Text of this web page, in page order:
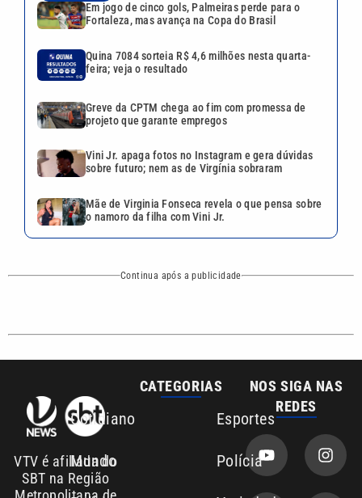
Em jogo de cinco gols, Palmeiras perde para o
Fortaleza, mas avança na Copa do Brasil
Quina 7084 sorteia R$ 4,6 milhões nesta quarta-
feira; veja o resultado
Greve da CPTM chega ao fim com promessa de
projeto que garante empregos
Vini Jr. apaga fotos no Instagram e gera dúvidas
sobre futuro; nem as de Virgínia sobraram
Mãe de Virginia Fonseca revela o que pensa sobre
o namoro da filha com Vini Jr.
Continua após a publicidade
VTV é afiliada do
SBT na Região
Metropolitana de
Campinas e
Baixada Santista.
Esportes
Mundo Polícia
Política Variedades
REDES